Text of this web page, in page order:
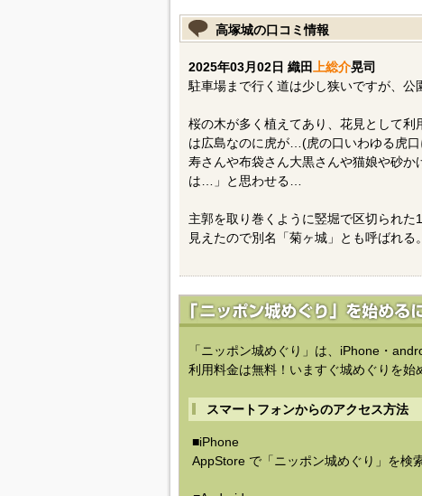
高塚城の口コミ情報
2025年03月02日 織田 上総介晃司
駐車場まで行く道は少し狭いですが、公
桜の木が多く植えてあり、花見として
は広島なのに虎が…(虎の口いわゆる虎
寿さんや布袋さん大黒さんや猫娘や砂か
は…」と思わせる…
主郭を取り巻くように竪堀で区切られ
見えたので別名「菊ヶ城」とも呼ばれる。
「ニッポン城めぐり」は、iPhone・
利用料金は無料！いますぐ城めぐりを始
スマートフォンからのアクセス方法
■iPhone
AppStore で「ニッポン城めぐり」を検索